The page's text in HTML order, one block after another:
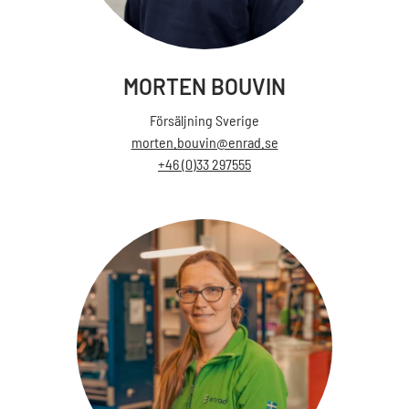
MORTEN BOUVIN
Försäljning Sverige
morten.bouvin@enrad.se
+46 (0)33 297555